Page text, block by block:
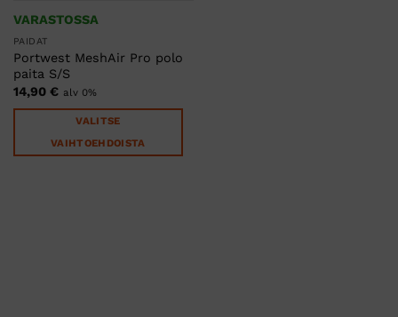
VARASTOSSA
PAIDAT
Portwest MeshAir Pro polo
paita S/S
14,90 € alv 0%
VALITSE
VAIHTOEHDOISTA